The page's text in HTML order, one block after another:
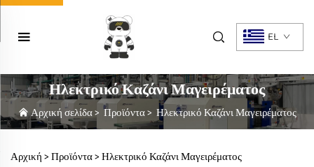
EL
Ηλεκτρικό Καζάνι Μαγειρέματος
Αρχική σελίδα>Προϊόντα> Ηλεκτρικό Καζάνι Μαγειρέματος
Αρχική >Προϊόντα>Ηλεκτρικό Καζάνι Μαγειρέματος